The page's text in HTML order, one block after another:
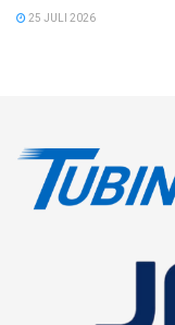
25 JULI 2026